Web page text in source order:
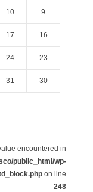
9
10
16
17
23
24
30
31
encountered in
public_html/wp-
on line
248